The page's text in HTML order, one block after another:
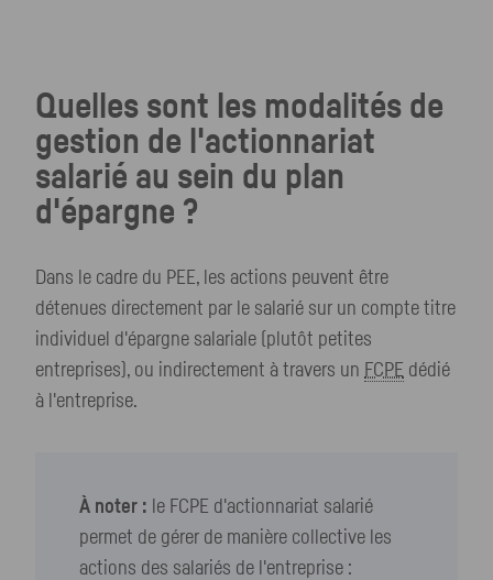
Quelles sont les modalités de
gestion de l'actionnariat
salarié au sein du plan
d'épargne ?
Dans le cadre du PEE, les actions peuvent être
détenues directement par le salarié sur un compte titre
individuel d'épargne salariale (plutôt petites
entreprises), ou indirectement à travers un FCPE dédié
à l'entreprise.
À noter : le FCPE d'actionnariat salarié
permet de gérer de manière collective les
actions des salariés de l'entreprise :